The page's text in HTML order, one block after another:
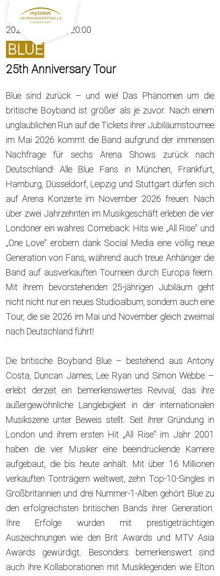
2026-11-06 (Fr) | 20:00
BLUE
25th Anniversary Tour
Blue sind zurück – und wie! Das Phänomen um die
britische Boyband ist größer als je zuvor. Nach einem
unglaublichen Run auf die Tickets ihrer Jubiläumstournee
im Mai 2026 kommt die Band aufgrund der immensen
Nachfrage für sechs Arena Shows zurück nach
Deutschland! Alle Blue Fans in München, Frankfurt,
Hamburg, Düsseldorf, Leipzig und Stuttgart dürfen sich
auf Arena Konzerte im November 2026 freuen. Nach
über zwei Jahrzehnten im Musikgeschäft erleben die vier
Londoner ein wahres Comeback: Hits wie „All Rise" und
„One Love" erobern dank Social Media eine völlig neue
Generation von Fans, während auch treue Anhänger die
Band auf ausverkauften Tourneen durch Europa feiern.
Mit ihrem bevorstehenden 25-jährigen Jubiläum geht
nicht nicht nur ein neues Studioalbum, sondern auch eine
Tour, die sie 2026 im Mai und November gleich zweimal
nach Deutschland führt!
Die britische Boyband Blue – bestehend aus Antony
Costa, Duncan James, Lee Ryan und Simon Webbe –
erlebt derzeit ein bemerkenswertes Revival, das ihre
außergewöhnliche Langlebigkeit in der internationalen
Musikszene unter Beweis stellt. Seit ihrer Gründung in
London und ihrem ersten Hit „All Rise" im Jahr 2001
haben die vier Musiker eine beeindruckende Karriere
aufgebaut, die bis heute anhält. Mit über 16 Millionen
verkauften Tonträgern weltweit, zehn Top-10-Singles in
Großbritannien und drei Nummer-1-Alben gehört Blue zu
den erfolgreichsten britischen Bands ihrer Generation.
Ihre Erfolge wurden mit prestigeträchtigen
Auszeichnungen wie den Brit Awards und MTV Asia
Awards gewürdigt. Besonders bemerkenswert sind
auch ihre Kollaborationen mit Musiklegenden wie Elton